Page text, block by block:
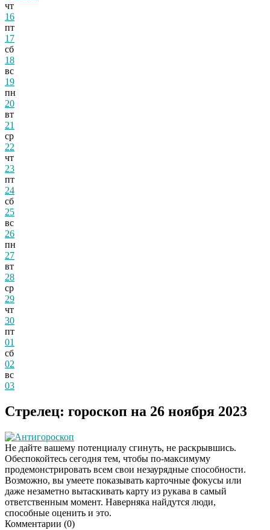
чт
16
пт
17
сб
18
вс
19
пн
20
вт
21
ср
22
чт
23
пт
24
сб
25
вс
26
пн
27
вт
28
ср
29
чт
30
пт
01
сб
02
вс
03
Стрелец: гороскоп на 26 ноября 2023
Антигороскоп
Не дайте вашему потенциалу сгинуть, не раскрывшись.
Обеспокойтесь сегодня тем, чтобы по-максимуму
продемонстрировать всем свои незаурядные способности.
Возможно, вы умеете показывать карточные фокусы или
даже незаметно вытаскивать карту из рукава в самый
ответственным момент. Наверняка найдутся люди,
способные оценить и это.
Комментарии (0)
Даже самый